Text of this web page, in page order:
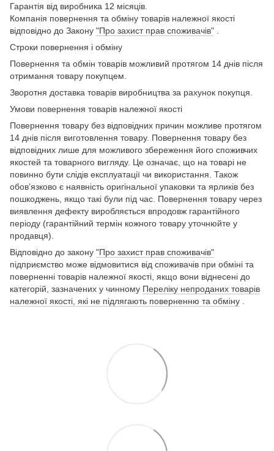
Гарантія від виробника 12 місяців.
Компанія повернення та обміну товарів належної якості
відповідно до Закону "Про захист прав споживачів"
Строки повернення і обміну
Повернення та обмін товарів можливий протягом 14 днів після
отримання товару покупцем.
Зворотня доставка товарів виробництва за рахунок покупця.
Умови повернення товарів належної якості
Повернення товару без відповідних причин можливе протягом
14 днів після виготовлення товару. Повернення товару без
відповідних лише для можливого збереження його споживчих
якостей та товарного вигляду. Це означає, що на товарі не
повинно бути слідів експлуатації чи використання. Також
обов’язково є наявність оригінальної упаковки та ярликів без
пошкоджень, якщо такі були під час. Повернення товару через
виявлення дефекту виробляється впродовж гарантійного
періоду (гарантійний термін кожного товару уточнюйте у
продавця).
Відповідно до закону "Про захист прав споживачів"
підприємство може відмовитися від споживачів при обміні та
поверненні товарів належної якості, якщо вони віднесені до
категорій, зазначених у чинному Переліку непроданих товарів
належної якості, які не підлягають поверненню та обміну